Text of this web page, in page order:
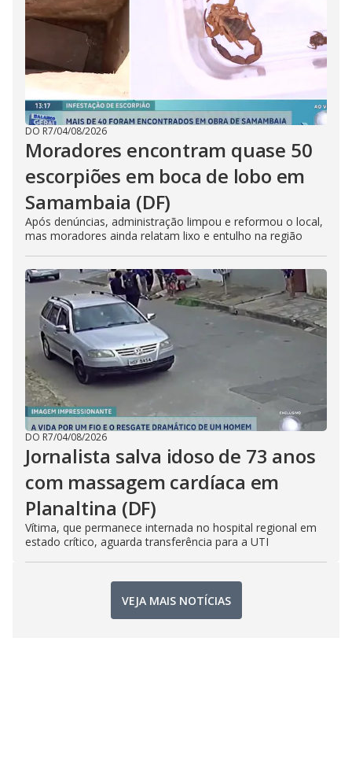
DO R7/04/08/2026
Moradores encontram quase 50
escorpiões em boca de lobo em
Samambaia (DF)
Após denúncias, administração limpou e reformou o local,
mas moradores ainda relatam lixo e entulho na região
DO R7/04/08/2026
Jornalista salva idoso de 73 anos
com massagem cardíaca em
Planaltina (DF)
Vítima, que permanece internada no hospital regional em
estado crítico, aguarda transferência para a UTI
VEJA MAIS NOTÍCIAS